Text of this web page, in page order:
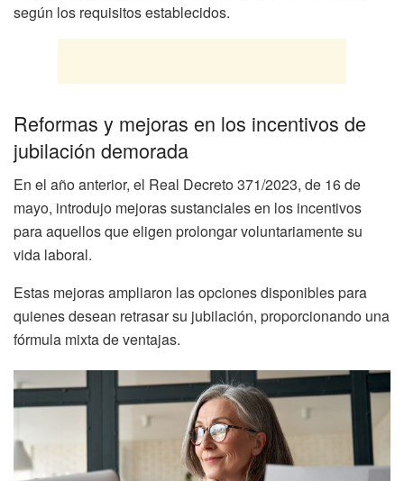
según los requisitos establecidos.
Reformas y mejoras en los incentivos de
jubilación demorada
En el año anterior, el Real Decreto 371/2023, de 16 de
mayo, introdujo mejoras sustanciales en los incentivos
para aquellos que eligen prolongar voluntariamente su
vida laboral.
Estas mejoras ampliaron las opciones disponibles para
quienes desean retrasar su jubilación, proporcionando una
fórmula mixta de ventajas.